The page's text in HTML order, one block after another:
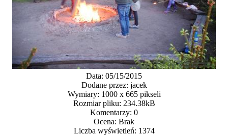
Data: 05/15/2015
Dodane przez: jacek
Wymiary: 1000 x 665 pikseli
Rozmiar pliku: 234.38kB
Komentarzy: 0
Ocena: Brak
Liczba wyświetleń: 1374